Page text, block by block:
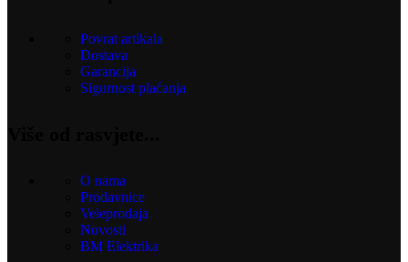
Povrat artikala
Dostava
Garancija
Sigurnost plaćanja
O nama
Prodavnice
Veleprodaja
Novosti
BM Elektrika